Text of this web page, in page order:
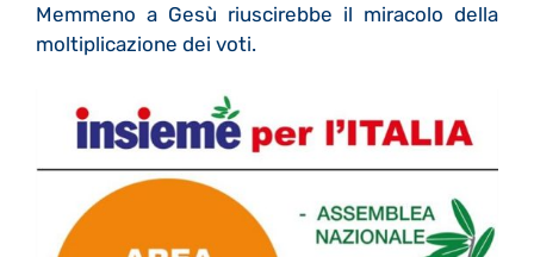
Memmeno a Gesù riuscirebbe il miracolo della
moltiplicazione dei voti.